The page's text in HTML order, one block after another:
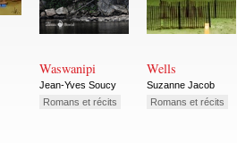
Waswanipi
Jean-Yves Soucy
Romans et récits
Wells
Suzanne Jacob
Romans et récits